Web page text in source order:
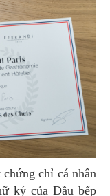
ký của Đầu bếp